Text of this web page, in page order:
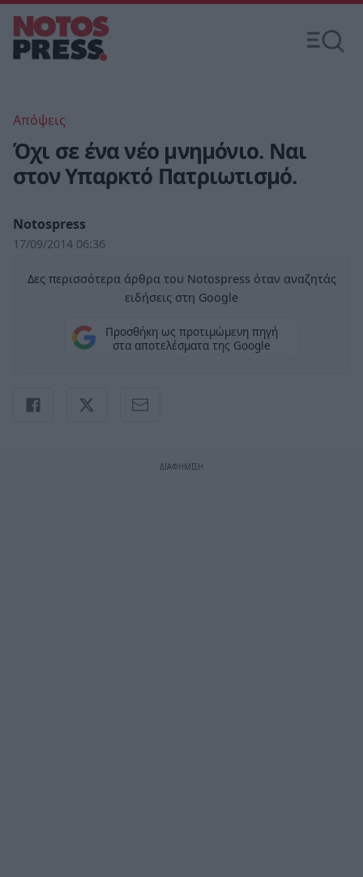
Απόψεις
Όχι σε ένα νέο μνημόνιο. Ναι
στον Υπαρκτό Πατριωτισμό.
Notospress
17/09/2014 06:36
Δες περισσότερα άρθρα του Notospress όταν αναζητάς
ειδήσεις στη Google
Προσθήκη ως προτιμώμενη πηγή
στα αποτελέσματα της Google